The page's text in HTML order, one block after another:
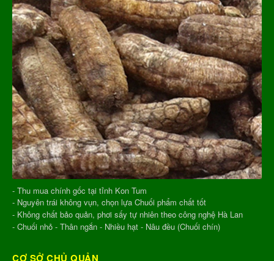
- Thu mua chính gốc tại tỉnh Kon Tum
- Nguyên trái không vụn, chọn lựa Chuối phẩm chất tốt
- Không chất bảo quản, phơi sấy tự nhiên theo công nghệ Hà Lan
- Chuối nhỏ - Thân ngắn - Nhiều hạt - Nâu đều (Chuối chín)
CƠ SỞ CHỦ QUẢN